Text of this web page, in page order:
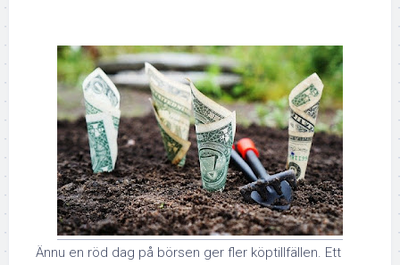
Ännu en röd dag på börsen ger fler köptillfällen. Ett